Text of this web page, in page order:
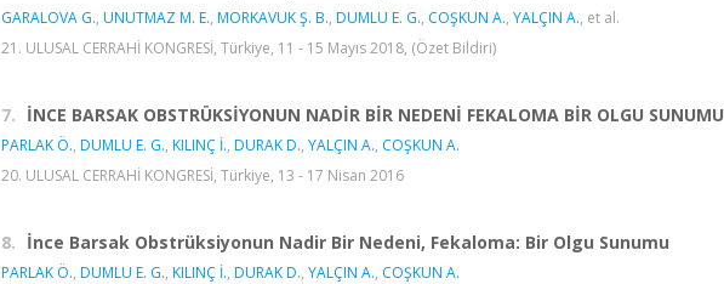
GARALOVA G., UNUTMAZ M. E., MORKAVUK Ş. B., DUMLU E. G., COŞKUN A., YALÇIN A., et al.
21. ULUSAL CERRAHİ KONGRESİ, Türkiye, 11 - 15 Mayıs 2018, (Özet Bildiri)
7. İNCE BARSAK OBSTRÜKSİYONUN NADİR BİR NEDENİ FEKALOMA BİR OLGU SUNUMU
PARLAK Ö., DUMLU E. G., KILINÇ İ., DURAK D., YALÇIN A., COŞKUN A.
20. ULUSAL CERRAHİ KONGRESİ, Türkiye, 13 - 17 Nisan 2016
8. İnce Barsak Obstrüksiyonun Nadir Bir Nedeni, Fekaloma: Bir Olgu Sunumu
PARLAK Ö., DUMLU E. G., KILINÇ İ., DURAK D., YALÇIN A., COŞKUN A.